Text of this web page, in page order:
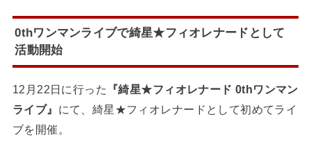
0thワンマンライブで綺星★フィオレナードとして
活動開始
12月22日に行った
『綺星★フィオレナード 0thワンマン
ライブ』 にて、綺星★フィオレナードとして初めてライ
ブを開催。